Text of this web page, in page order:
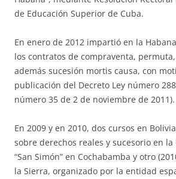
de Educación Superior de Cuba.
En enero de 2012 impartió en la
los contratos de compraventa,
además sucesión mortis causa, con
publicación del Decreto Ley número
número 35 de 2 de noviembre de 2011).
En 2009 y en 2010, dos cursos en
sobre derechos reales y sucesorio en
“San Simón” en Cochabamba y otro
la Sierra, organizado por la entidad